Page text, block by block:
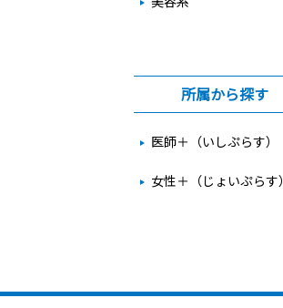
所属から探す
医師＋（いしぷらす）
女性＋（じょいぷらす）